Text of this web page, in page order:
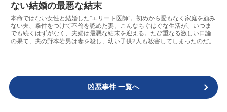
ない結婚の最悪な結末
本命ではない女性と結婚した”エリート医師”。初めから愛もなく家庭を顧み
ない夫、条件をつけて不倫を認めた妻。こんなちぐはぐな生活が、いつま
でも続くはずがなく、夫婦は最悪な結末を迎える。たび重なる激しい口論
の果て、夫の野本岩男は妻を殺し、幼い子供2人も殺害してしまったのだ。
凶悪事件 一覧へ